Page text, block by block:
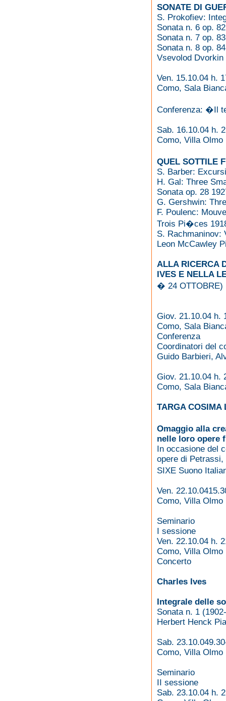
SONATE DI
S. Prokofiev:
Sonata n. 6 op.
Sonata n. 7 op.
Sonata n. 8 op.
Vsevolod Dvorkin
Ven. 15.10.04 h.
Como, Sala
Conferenza: �Il
Sab. 16.10.04 h.
Como, Villa Olmo
QUEL SOTTILE
S. Barber:
H. Gal: Three
Sonata op. 28
G. Gershwin:
F. Poulenc:
Trois Pi�ces
S. Rachmaninov:
Leon McCawley
ALLA RICERCA
IVES E NELLA
� 24 OTTOBRE)
Giov. 21.10.04 h.
Como, Sala
Conferenza
Coordinatori del
Guido Barbieri,
Giov. 21.10.04 h.
Como, Sala
TARGA COSIMA
Omaggio alla
nelle loro opere
In occasione del
opere di
SIXE Suono
Ven.
Como, Villa Olmo
Seminario
I sessione
Ven. 22.10.04 h.
Como, Villa Olmo
Concerto
Charles Ives
Integrale delle
Sonata n. 1
Herbert Henck
Sab.
Como, Villa Olmo
Seminario
II sessione
Sab. 23.10.04 h.